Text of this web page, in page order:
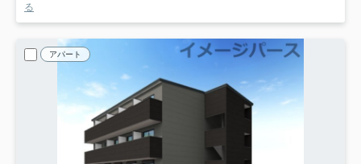
る
アパート